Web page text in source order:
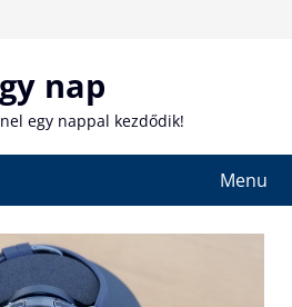
nap
egy nappal kezdődik!
Menu